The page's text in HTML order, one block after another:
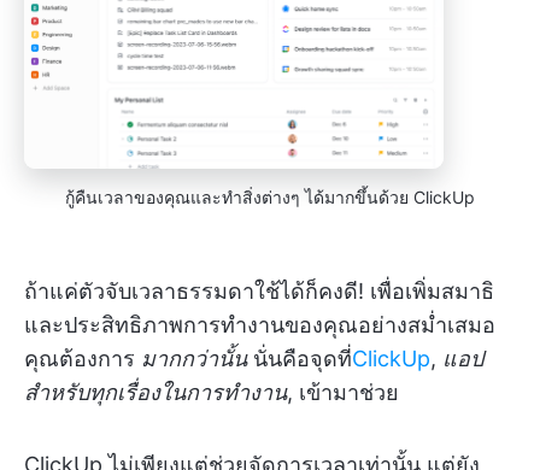
กู้คืนเวลาของคุณและทำสิ่งต่างๆ ได้มากขึ้นด้วย ClickUp
ถ้าแค่ตัวจับเวลาธรรมดาใช้ได้ก็คงดี! เพื่อเพิ่มสมาธิ
และประสิทธิภาพการทำงานของคุณอย่างสม่ำเสมอ
คุณต้องการ มากกว่านั้นนั่นคือจุดที่ClickUp, แอป
สำหรับทุกเรื่องในการทำงาน, เข้ามาช่วย
ClickUp ไม่เพียงแต่ช่วยจัดการเวลาเท่านั้น แต่ยัง